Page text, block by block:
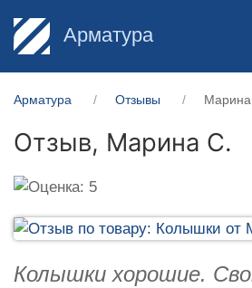
Арматура
Арматура Отзывы Марина
Отзыв, Марина С.
Колышки хорошие.